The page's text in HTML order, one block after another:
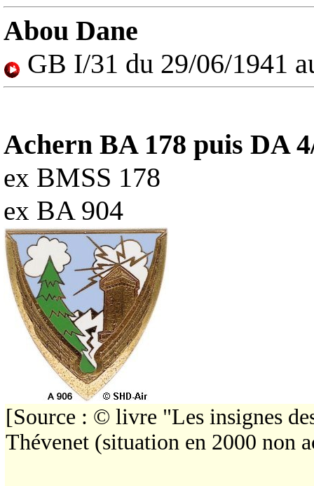
Abou Dane
GB I/31 du 29/06/1941
Achern BA 178 puis DA
ex BMSS 178
ex BA 904
[Source : © livre "Les insignes
Thévenet (situation en 2000 non